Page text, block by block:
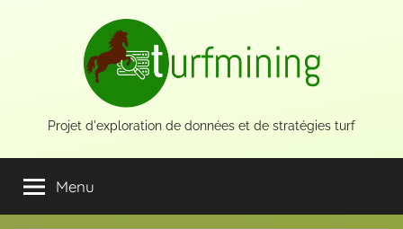
Projet d'exploration de données et de stratégies turf
Menu